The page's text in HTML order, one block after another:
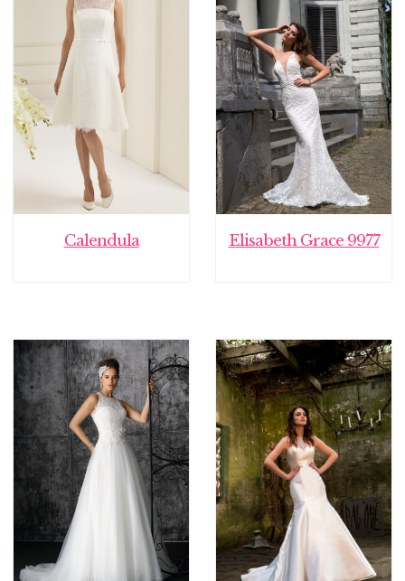
Calendula Elisabeth Grace 9977